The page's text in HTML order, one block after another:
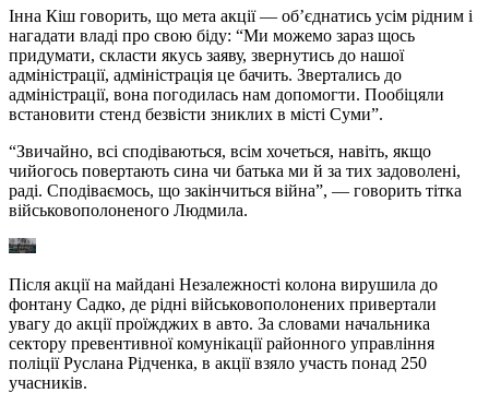
Інна Кіш говорить, що мета акції — об’єднатись усім рідним і
нагадати владі про свою біду: “Ми можемо зараз щось
придумати, скласти якусь заяву, звернутись до нашої
адміністрації, адміністрація це бачить. Звертались до
адміністрації, вона погодилась нам допомогти. Пообіцяли
встановити стенд безвісти зниклих в місті Суми”.
“Звичайно, всі сподіваються, всім хочеться, навіть, якщо
чийогось повертають сина чи батька ми й за тих задоволені,
раді. Сподіваємось, що закінчиться війна”, — говорить тітка
військовополоненого Людмила.
Після акції на майдані Незалежності колона вирушила до
фонтану Садко, де рідні військовополонених привертали
увагу до акції проїжджих в авто. За словами начальника
сектору превентивної комунікації районного управління
поліції Руслана Рідченка, в акції взяло участь понад 250
учасників.